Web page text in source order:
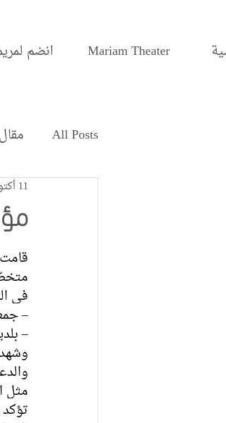
Mariam Theater انضم
All Posts مقال
11 أكتوبر 2025
في
– جمعية بيت
– بلدية الكوم ٬
مثل